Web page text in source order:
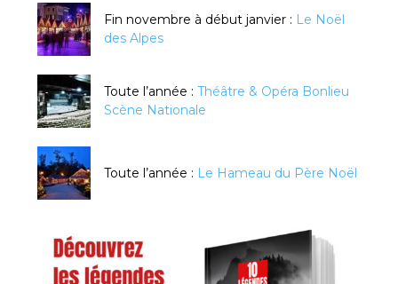
Fin novembre à début janvier : Le Noël
des Alpes
Toute l’année : Théâtre & Opéra Bonlieu
Scène Nationale
Toute l’année : Le Hameau du Père Noël